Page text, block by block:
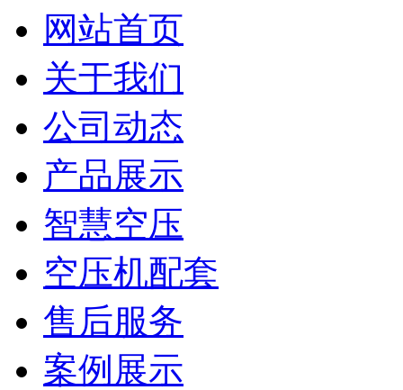
网站首页
关于我们
公司动态
产品展示
智慧空压
空压机配套
售后服务
案例展示